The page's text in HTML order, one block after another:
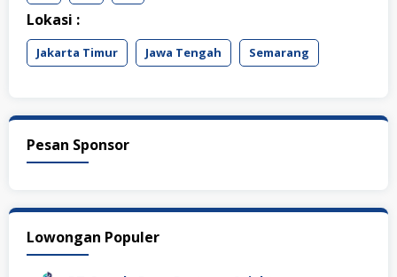
Lokasi :
Jakarta Timur Jawa Tengah Semarang
Pesan Sponsor
Lowongan Populer